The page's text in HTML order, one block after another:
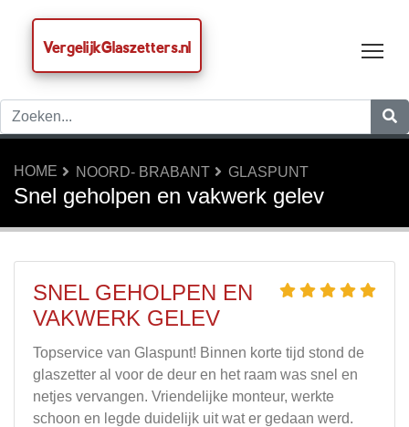
VergelijkGlaszetters.nl
HOME NOORD- BRABANT GLASPUNT
Snel geholpen en vakwerk gelev
SNEL GEHOLPEN EN
VAKWERK GELEV
Topservice van Glaspunt! Binnen korte tijd stond de
glaszetter al voor de deur en het raam was snel en
netjes vervangen. Vriendelijke monteur, werkte
schoon en legde duidelijk uit wat er gedaan werd.